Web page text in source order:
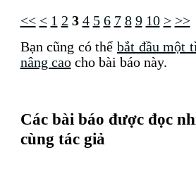
<< < 1 2 3 4 5 6 7 8 9 10 > >>
Bạn cũng có thể bắt đầu một
nâng caocho bài báo này.
Các bài báo được đọc
cùng tác giả